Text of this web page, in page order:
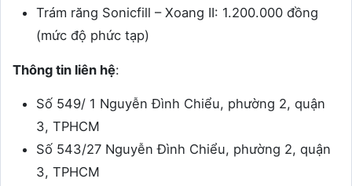
Trám răng Sonicfill – Xoang II: 1.200.000 đồng
(mức độ phức tạp)
Thông tin liên hệ:
Số 549/ 1 Nguyễn Đình Chiểu, phường 2, quận
3, TPHCM
Số 543/27 Nguyễn Đình Chiểu, phường 2, quận
3, TPHCM